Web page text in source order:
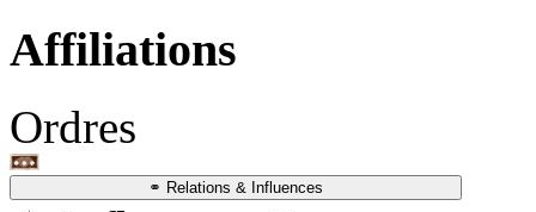
Affiliations
Ordres
⚭ Relations & Influences